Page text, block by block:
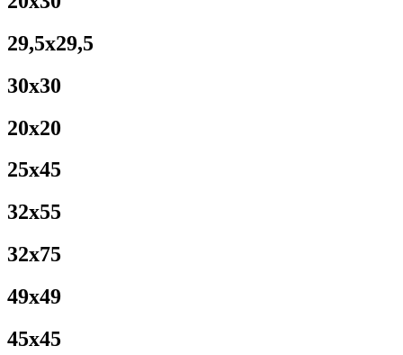
29,5x29,5
30x30
20x20
25x45
32x55
32x75
49x49
45x45